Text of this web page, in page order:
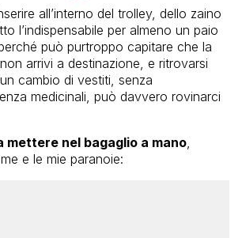
all’interno del trolley, dello zaino
l’indispensabile per almeno un paio
può purtroppo capitare che la
arrivi a destinazione, e ritrovarsi
cambio di vestiti, senza
medicinali, può davvero rovinarci
mettere nel bagaglio a mano,
e le mie paranoie: